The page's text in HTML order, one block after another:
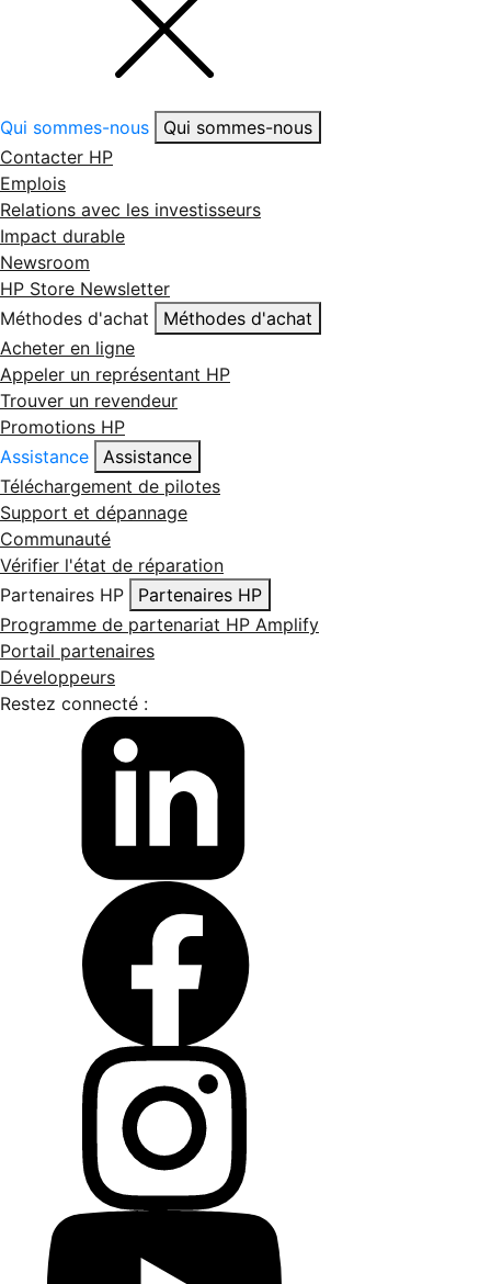
Qui sommes-nous
Qui sommes-nous
Contacter HP
Emplois
Relations avec les investisseurs
Impact durable
Newsroom
HP Store Newsletter
Méthodes d'achat
Méthodes d'achat
Acheter en ligne
Appeler un représentant HP
Trouver un revendeur
Promotions HP
Assistance
Assistance
Téléchargement de pilotes
Support et dépannage
Communauté
Vérifier l'état de réparation
Partenaires HP
Partenaires HP
Programme de partenariat HP Amplify
Portail partenaires
Développeurs
Restez connecté :